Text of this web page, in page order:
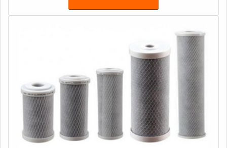
dessas diferenças de classes de filtragem, o filtro bolsa